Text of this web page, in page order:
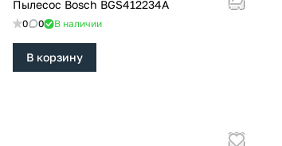
Пылесос Bosch BGS412234A
0 0 В наличии
В корзину